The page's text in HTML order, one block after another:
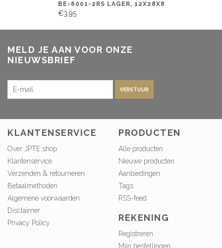
BE-6001-2RS LAGER, 12X28X8
€3,95
MELD JE AAN VOOR ONZE
NIEUWSBRIEF
VERSTUUR
KLANTENSERVICE
Over JPTE shop
Klantenservice
Verzenden & retourneren
Betaalmethoden
Algemene voorwaarden
Disclaimer
Privacy Policy
PRODUCTEN
Alle producten
Nieuwe producten
Aanbiedingen
Tags
RSS-feed
REKENING
Registreren
Mijn bestellingen